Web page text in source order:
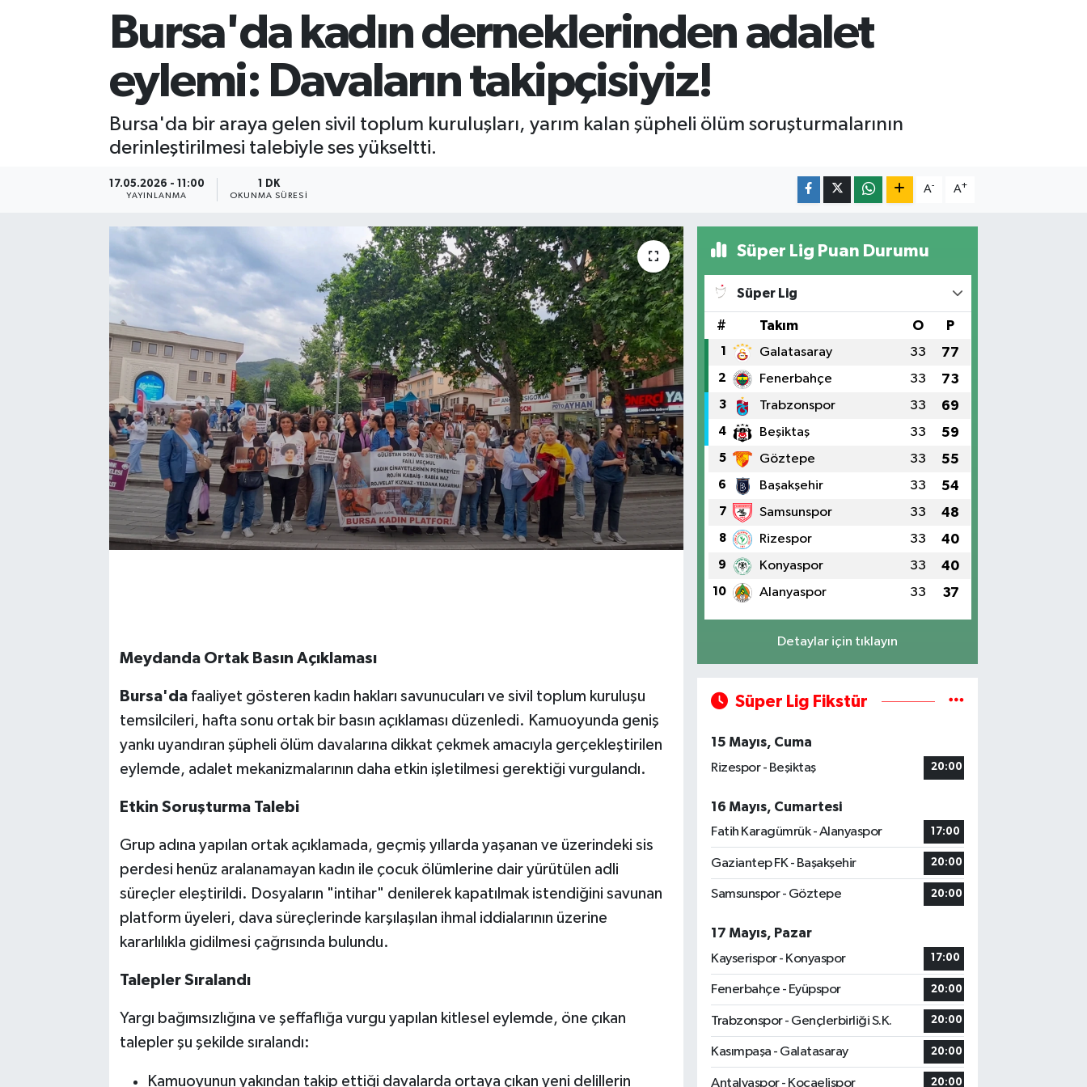
Bursa'da kadın derneklerinden adalet
eylemi: Davaların takipçisiyiz!
Bursa'da bir araya gelen sivil toplum kuruluşları, yarım kalan şüpheli ölüm soruşturmalarının
derinleştirilmesi talebiyle ses yükseltti.
17.05.2026 - 11:00
YAYINLANMA
1 DK
OKUNMA SÜRESI
A- A+
Meydanda Ortak Basın Açıklaması
Bursa'dafaaliyet gösteren kadın hakları savunucuları ve sivil toplum kuruluşu
temsilcileri, hafta sonu ortak bir basın açıklaması düzenledi. Kamuoyunda geniş
yankı uyandıran şüpheli ölüm davalarına dikkat çekmek amacıyla gerçekleştirilen
eylemde, adalet mekanizmalarının daha etkin işletilmesi gerektiği vurgulandı.
Etkin Soruşturma Talebi
Grup adına yapılan ortak açıklamada, geçmiş yıllarda yaşanan ve üzerindeki sis
perdesi henüz aralanamayan kadın ile çocuk ölümlerine dair yürütülen adli
süreçler eleştirildi. Dosyaların "intihar" denilerek kapatılmak istendiğini savunan
platform üyeleri, dava süreçlerinde karşılaşılan ihmal iddialarının üzerine
kararlılıkla gidilmesi çağrısında bulundu.
Talepler Sıralandı
Yargı bağımsızlığına ve şeffaflığa vurgu yapılan kitlesel eylemde, öne çıkan
talepler şu şekilde sıralandı:
Kamuoyunun yakından takip ettiği davalarda ortaya çıkan yeni delillerin
Süper Lig Puan Durumu
Süper Lig
# Takım O P
1 Galatasaray 33 77
2 Fenerbahçe 33 73
3 Trabzonspor 33 69
4 Beşiktaş 33 59
5 Göztepe 33 55
6 Başakşehir 33 54
7 Samsunspor 33 48
8 Rizespor 33 40
9 Konyaspor 33 40
10 Alanyaspor 33 37
Detaylar için tıklayın
Süper Lig Fikstür
15 Mayıs, Cuma
Rizespor - Beşiktaş
20:00
16 Mayıs, Cumartesi
Fatih Karagümrük - Alanyaspor
17:00
Gaziantep FK - Başakşehir 20:00
Samsunspor - Göztepe 20:00
17 Mayıs, Pazar
Kayserispor - Konyaspor
17:00
Fenerbahçe - Eyüpspor 20:00
Trabzonspor - Gençlerbirliği S.K. 20:00
Kasımpaşa - Galatasaray 20:00
Antalyaspor - Kocaelispor 20:00